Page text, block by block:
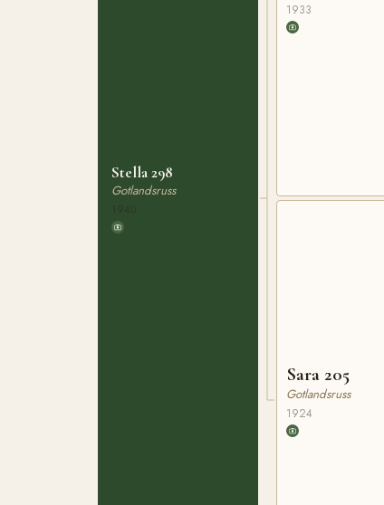
Stella 298
Gotlandsruss
1933
Sara 205
Gotlandsruss
1924